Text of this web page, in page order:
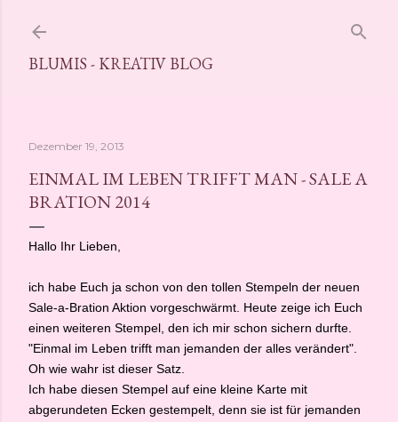
BLUMIS - KREATIV BLOG
Dezember 19, 2013
EINMAL IM LEBEN TRIFFT MAN - SALE A
BRATION 2014
Hallo Ihr Lieben,
ich habe Euch ja schon von den tollen Stempeln der neuen
Sale-a-Bration Aktion vorgeschwärmt. Heute zeige ich Euch
einen weiteren Stempel, den ich mir schon sichern durfte.
"Einmal im Leben trifft man jemanden der alles verändert".
Oh wie wahr ist dieser Satz.
Ich habe diesen Stempel auf eine kleine Karte mit
abgerundeten Ecken gestempelt, denn sie ist für jemanden